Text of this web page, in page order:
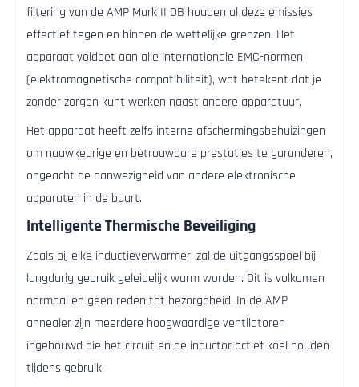
filtering van de AMP Mark II DB houden al deze emissies
effectief tegen en binnen de wettelijke grenzen. Het
apparaat voldoet aan alle internationale EMC-normen
(elektromagnetische compatibiliteit), wat betekent dat je
zonder zorgen kunt werken naast andere apparatuur.
Het apparaat heeft zelfs interne afschermingsbehuizingen
om nauwkeurige en betrouwbare prestaties te garanderen,
ongeacht de aanwezigheid van andere elektronische
apparaten in de buurt.
Intelligente Thermische Beveiliging
Zoals bij elke inductieverwarmer, zal de uitgangsspoel bij
langdurig gebruik geleidelijk warm worden. Dit is volkomen
normaal en geen reden tot bezorgdheid. In de AMP
annealer zijn meerdere hoogwaardige ventilatoren
ingebouwd die het circuit en de inductor actief koel houden
tijdens gebruik.